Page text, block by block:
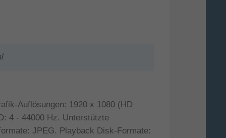
Auflösungen: 1920 x 1080 (HD
4 - 44000 Hz. Unterstützte
JPEG. Playback Disk-Formate: